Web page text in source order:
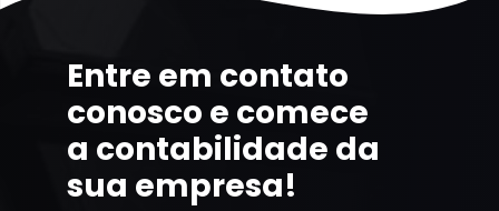
Entre em contato
conosco e comece
a contabilidade da
sua empresa!